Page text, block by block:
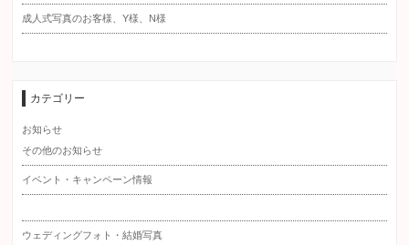
成人式写真のお客様、Y様、N様
カテゴリー
お知らせ
その他のお知らせ
イベント・キャンペーン情報
ウェディングフォト・結婚写真